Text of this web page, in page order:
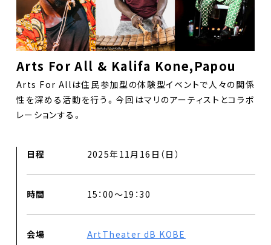
Arts For All & Kalifa Kone,Papou
Arts For Allは住民参加型の体験型イベントで人々の関係
性を深める活動を行う。今回はマリのアーティストとコラボ
レーションする。
日程 2025年11月16日（日）
時間 15：00～19：30
会場 ArtTheater dB KOBE